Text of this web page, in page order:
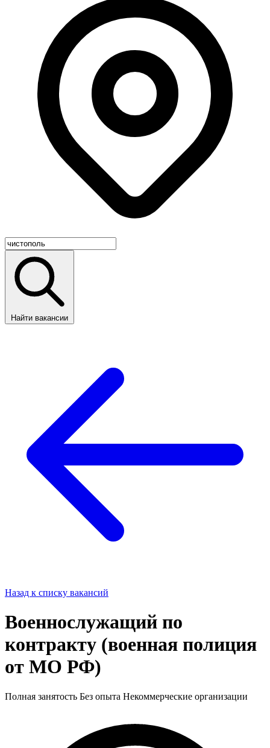
Найти вакансии
Назад к списку вакансий
Военнослужащий по
контракту (военная полиция
от МО РФ)
Полная занятость Без опыта Некоммерческие организации